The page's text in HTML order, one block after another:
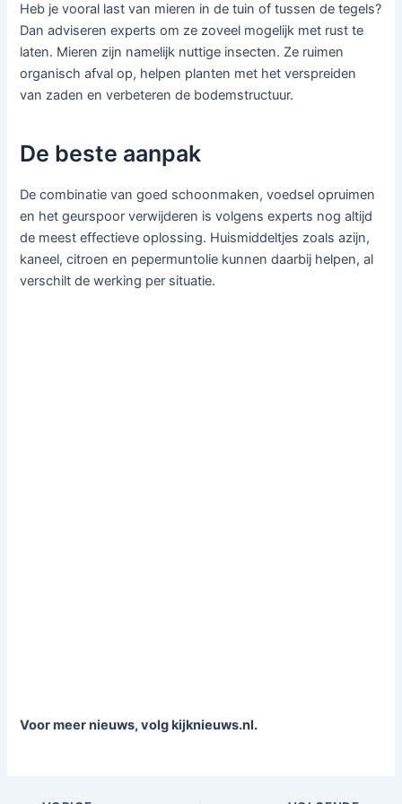
Heb je vooral last van mieren in de tuin of tussen de tegels?
Dan adviseren experts om ze zoveel mogelijk met rust te
laten. Mieren zijn namelijk nuttige insecten. Ze ruimen
organisch afval op, helpen planten met het verspreiden
van zaden en verbeteren de bodemstructuur.
De beste aanpak
De combinatie van goed schoonmaken, voedsel opruimen
en het geurspoor verwijderen is volgens experts nog altijd
de meest effectieve oplossing. Huismiddeltjes zoals azijn,
kaneel, citroen en pepermuntolie kunnen daarbij helpen, al
verschilt de werking per situatie.
Voor meer nieuws, volg kijknieuws.nl.